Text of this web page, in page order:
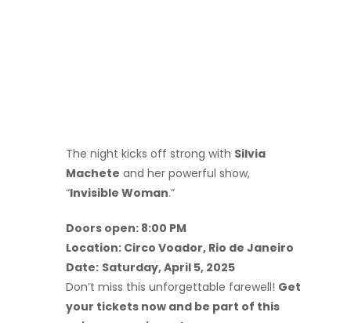
The night kicks off strong with Silvia
Machete and her powerful show,
“Invisible Woman.”
Doors open: 8:00 PM
Location: Circo Voador, Rio de Janeiro
Date: Saturday, April 5, 2025
Don’t miss this unforgettable farewell! Get
your tickets now and be part of this